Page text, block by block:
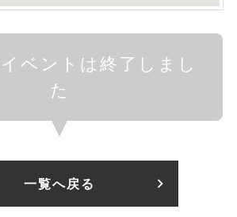
ベントは終了しまし
た
一覧へ戻る